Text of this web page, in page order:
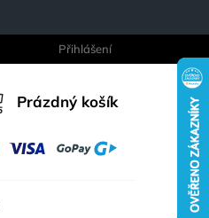
Přihlášení
Nákupní
Prázdný košík